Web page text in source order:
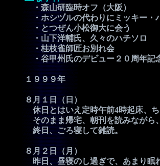
・森山研臨時オフ（大阪）
・ホシヅルの代わりにミッキー・
・とつぜん小松御大に会う
・山下洋輔氏、久々のハチソロ
・桂枝雀師匠お別れ会
・谷甲州氏のデビュー２０周年記
１９９９年
８月１日（日）
休日とはいえ定時午前4時起床、
そのまま帰宅、朝刊を読みながら
終日、ごろ寝して雑読。
８月２日（月）
昨日、昼寝のし過ぎで、あまり眠